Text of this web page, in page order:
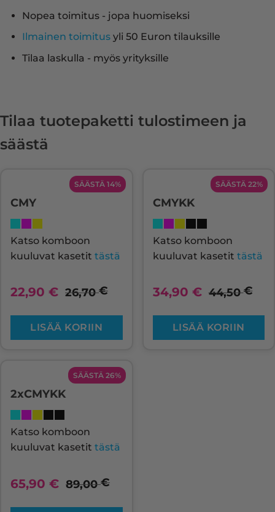
Nopea toimitus - jopa huomiseksi
Ilmainen toimitusyli 50 Euron tilauksille
Tilaa laskulla - myös yrityksille
Tilaa tuotepaketti tulostimeen ja
säästä
SÄÄSTÄ 14%
CMY
Katso komboon
kuuluvat kasetit tästä
22,90 € 26,70€
LISÄÄ KORIIN
SÄÄSTÄ 22%
CMYKK
Katso komboon
kuuluvat kasetit tästä
34,90 € 44,50€
LISÄÄ KORIIN
SÄÄSTÄ 26%
2xCMYKK
Katso komboon
kuuluvat kasetit tästä
65,90 € 89,00€